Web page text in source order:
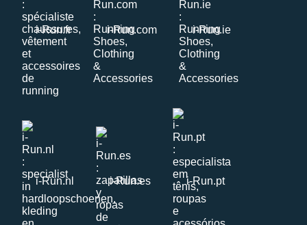
i-Run.fr i-Run.com i-Run.ie
i-Run.nl i-Run.es i-Run.pt